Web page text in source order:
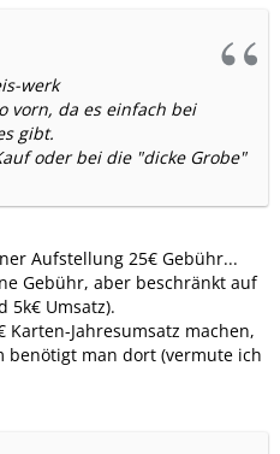
werk
vorn, da es einfach bei
gibt.
oder bei die "dicke Grobe"
Aufstellung 25€ Gebühr...
Gebühr, aber beschränkt auf
5k€ Umsatz).
Karten-Jahresumsatz machen,
benötigt man dort (vermute ich